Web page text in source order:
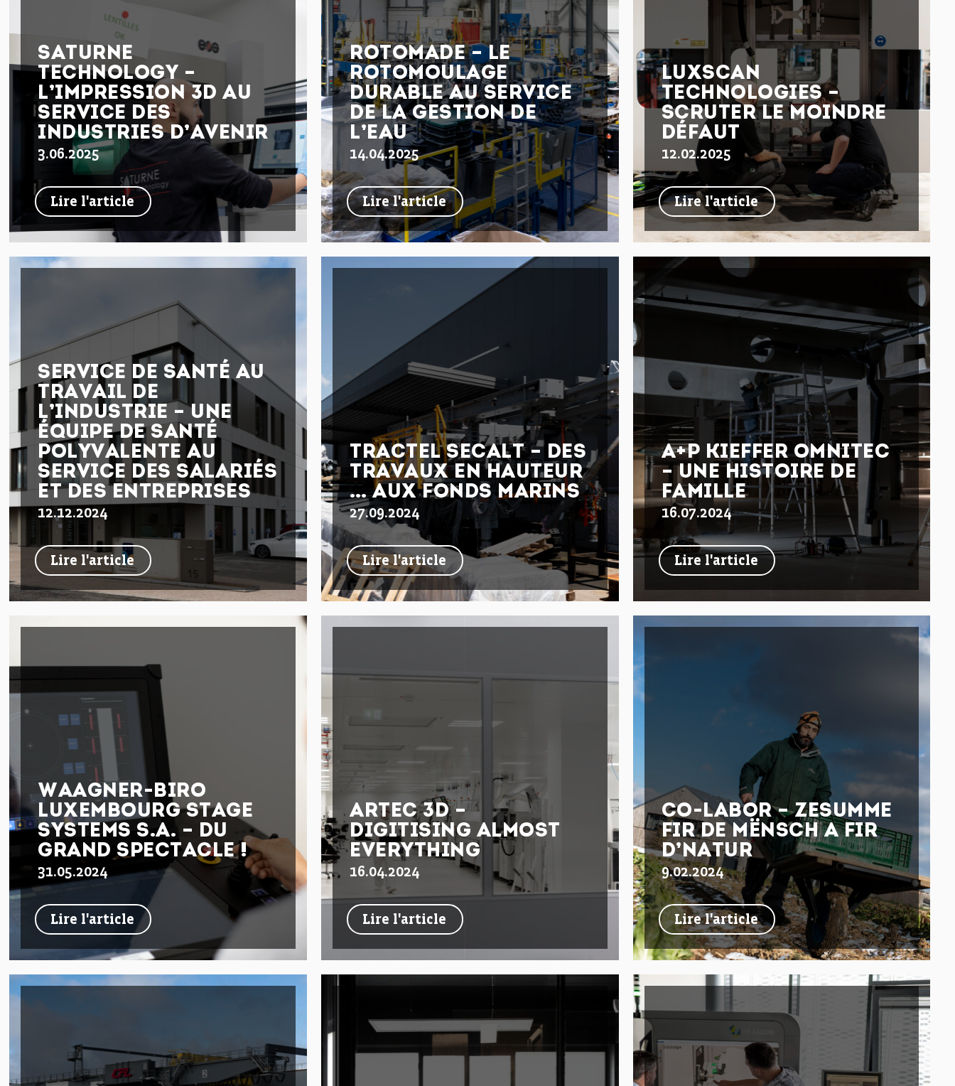
SATURNE
TECHNOLOGY –
L’IMPRESSION 3D AU
SERVICE DES
INDUSTRIES D’AVENIR
Lire l'article
3.06.2025
ROTOMADE – LE
ROTOMOULAGE
DURABLE AU SERVICE
DE LA GESTION DE
L’EAU
Lire l'article
14.04.2025
LUXSCAN
TECHNOLOGIES –
SCRUTER LE MOINDRE
DÉFAUT
Lire l'article
12.02.2025
SERVICE DE SANTÉ AU
TRAVAIL DE
L’INDUSTRIE – UNE
ÉQUIPE DE SANTÉ
POLYVALENTE AU
SERVICE DES SALARIÉS
ET DES ENTREPRISES
Lire l'article
12.12.2024
TRACTEL SECALT – DES
TRAVAUX EN HAUTEUR
… AUX FONDS MARINS
Lire l'article
27.09.2024
A+P KIEFFER OMNITEC
– UNE HISTOIRE DE
FAMILLE
Lire l'article
16.07.2024
WAAGNER-BIRO
LUXEMBOURG STAGE
SYSTEMS S.A. – DU
GRAND SPECTACLE !
Lire l'article
31.05.2024
ARTEC 3D –
DIGITISING ALMOST
EVERYTHING
Lire l'article
16.04.2024
CO-LABOR – ZESUMME
FIR DE MËNSCH A FIR
D’NATUR
Lire l'article
9.02.2024